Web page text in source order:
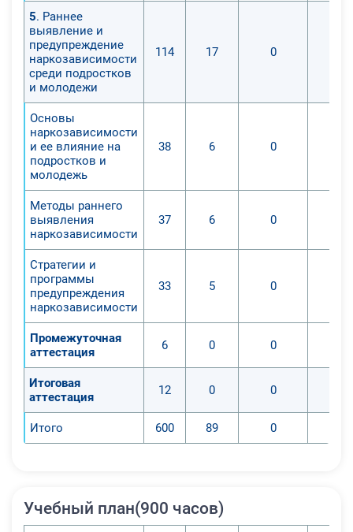
5. Раннее
выявление и
предупреждение
наркозависимости
среди подростков
и молодежи
114 17 0
Основы
наркозависимости
и ее влияние на
подростков и
молодежь
38 6 0
Методы раннего
выявления
наркозависимости
37 6 0
Стратегии и
программы
предупреждения
наркозависимости
33 5 0
Промежуточная
аттестация
6 0 0
Итоговая
аттестация
12 0 0
Итого 600 89 0
Учебный план(900 часов)